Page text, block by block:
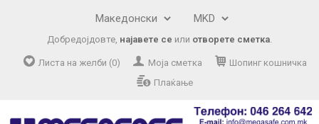
Добредојдовте, најавете се или отворете сметка.
Листа на желби (0) Моја сметка
Шопинг кошничка
Плаќање